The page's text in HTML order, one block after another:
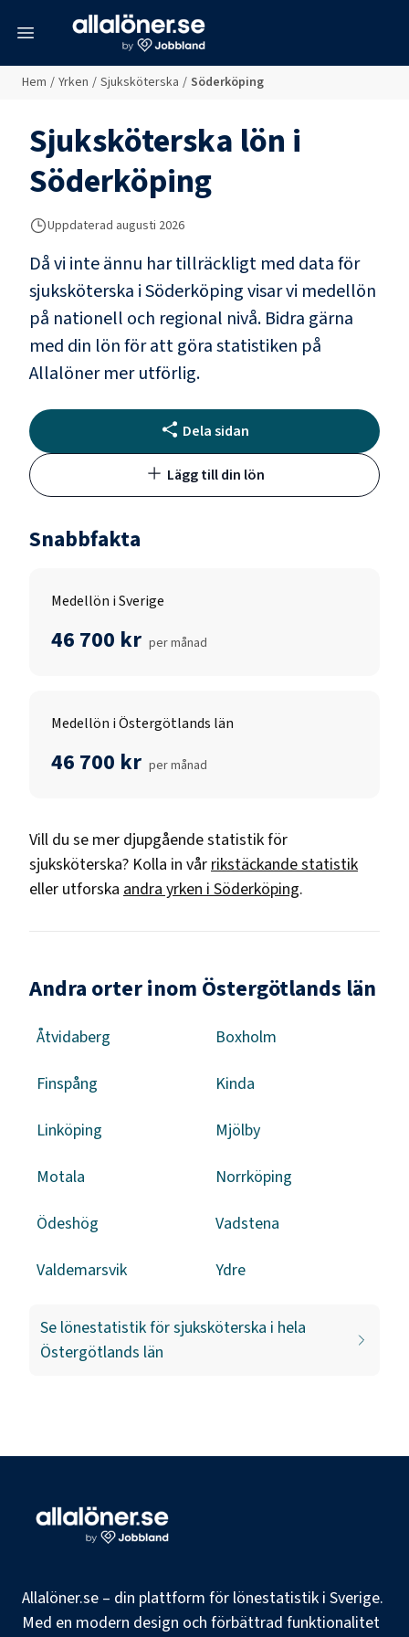
Hem / Yrken / Sjuksköterska / Söderköping
Sjuksköterska lön i
Söderköping
Uppdaterad augusti 2026
Då vi inte ännu har tillräckligt med data för
sjuksköterska iSöderköpingvisar vi medellön
på nationell och regional nivå. Bidra gärna
med din lön för att göra statistiken på
Allalöner mer utförlig.
Dela sidan
Lägg till din lön
Snabbfakta
Medellön i Sverige
46 700 kr per månad
Medellön i Östergötlands län
46 700 kr per månad
Vill du se mer djupgående statistik för
sjuksköterska? Kolla in vår rikstäckande statistik
eller utforska andra yrken i Söderköping.
Andra orter inom Östergötlands län
Åtvidaberg Boxholm
Finspång Kinda
Linköping Mjölby
Motala Norrköping
Ödeshög Vadstena
Valdemarsvik Ydre
Se lönestatistik försjuksköterska i hela
Östergötlands län
Allalöner.se – din plattform för lönestatistik i Sverige.
Med en modern design och förbättrad funktionalitet